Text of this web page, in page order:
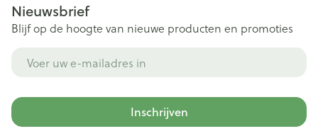
Nieuwsbrief
Blijf op de hoogte van nieuwe producten en promoties
Inschrijven